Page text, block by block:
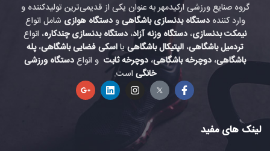
گروه صنایع ورزشی ارکیدمهر به عنوان یکی از قدیمی‌ترین تولیدکننده و
وارد کنندهدستگاه بدنسازی باشگاهیودستگاه هوازی شامل انواع
نیمکت بدنسازی، دستگاه وزنه آزاد، دستگاه بدنسازی چندکاره، انواع
تردمیل باشگاهی، الپتیکال باشگاهی یااسکی فضایی باشگاهی،پله
باشگاهی، دوچرخه باشگاهی، دوچرخه ثابت و انواعدستگاه ورزشی
خانگیاست.
لینک های مفید